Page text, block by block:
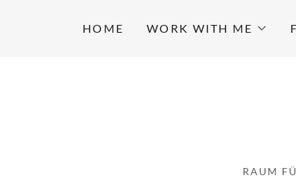
HOME WORK WITH ME
RAUM